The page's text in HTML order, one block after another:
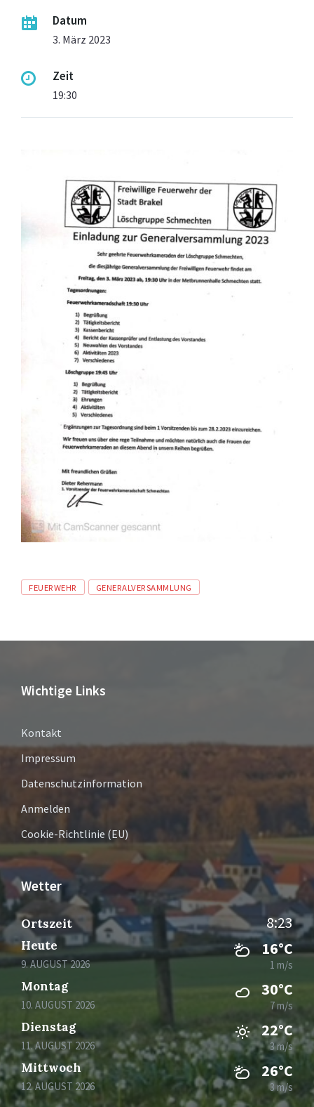
Datum
3. März 2023
Zeit
19:30
Tags
FEUERWEHR GENERALVERSAMMLUNG
Wichtige Links
Kontakt
Impressum
Datenschutzinformation
Anmelden
Cookie-Richtlinie (EU)
Wetter
Ortszeit 8:23
Heute
9. AUGUST 2026
16°C
1 m/s
Montag
10. AUGUST 2026
30°C
7 m/s
Dienstag
11. AUGUST 2026
22°C
3 m/s
Mittwoch
12. AUGUST 2026
26°C
3 m/s